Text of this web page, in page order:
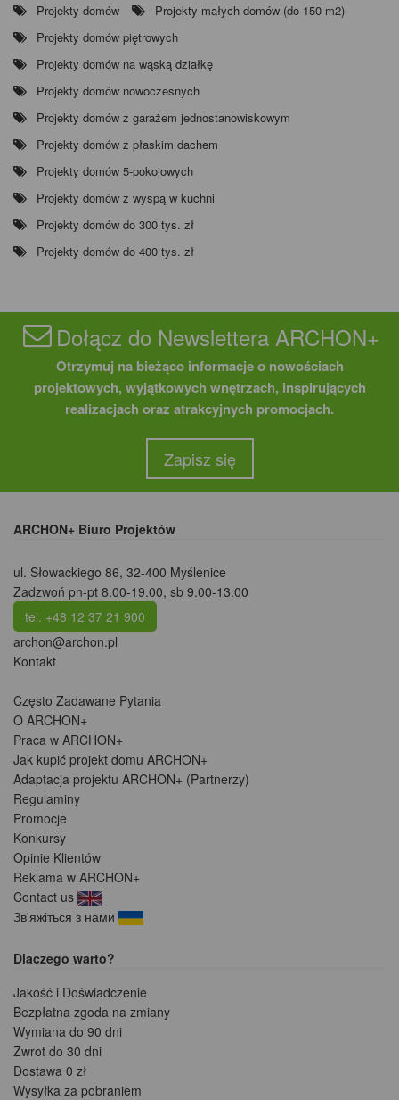
Projekty domów
Projekty małych domów (do 150 m2)
Projekty domów piętrowych
Projekty domów na wąską działkę
Projekty domów nowoczesnych
Projekty domów z garażem jednostanowiskowym
Projekty domów z płaskim dachem
Projekty domów 5-pokojowych
Projekty domów z wyspą w kuchni
Projekty domów do 300 tys. zł
Projekty domów do 400 tys. zł
Dołącz do Newslettera ARCHON+
Otrzymuj na bieżąco informacje o nowościach
projektowych, wyjątkowych wnętrzach, inspirujących
realizacjach oraz atrakcyjnych promocjach.
Zapisz się
ARCHON+ Biuro Projektów
ul. Słowackiego 86, 32-400 Myślenice
Zadzwoń pn-pt 8.00-19.00, sb 9.00-13.00
tel. +48 12 37 21 900
archon@archon.pl
Kontakt
Często Zadawane Pytania
O ARCHON+
Praca w ARCHON+
Jak kupić projekt domu ARCHON+
Adaptacja projektu ARCHON+ (Partnerzy)
Regulaminy
Promocje
Konkursy
Opinie Klientów
Reklama w ARCHON+
Contact us
Зв'яжіться з нами
Dlaczego warto?
Jakość i Doświadczenie
Bezpłatna zgoda na zmiany
Wymiana do 90 dni
Zwrot do 30 dni
Dostawa 0 zł
Wysyłka za pobraniem